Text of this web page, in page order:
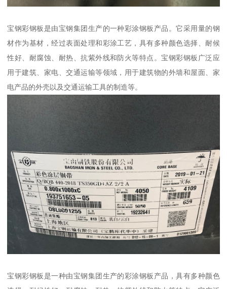
宝钢彩钢板是由宝钢集团生产的一种彩涂钢板产品。它采用量的钢
材作为基材，经过表面处理和彩涂工艺，具有多种颜色选择、耐候
性好、耐腐蚀、耐热、抗紫外线和防火等特点。宝钢彩钢板广泛应
用于建筑、家电、交通运输等领域，用于建筑物的外墙和屋面、家
电产品的外壳以及交通运输工具的制造等。
宝钢彩钢板是一种由宝钢集团生产的彩涂钢板产品，具有多种颜色